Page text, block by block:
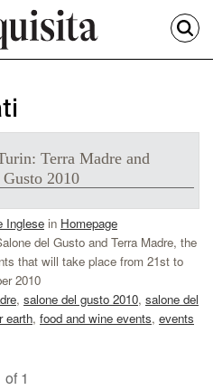
Terra Madre and
2010
Inglese in Homepage
del Gusto and Terra Madre, the
that will take place from 21st to
2010
, salone del gusto 2010, salone del
earth, food and wine events, events
of 1